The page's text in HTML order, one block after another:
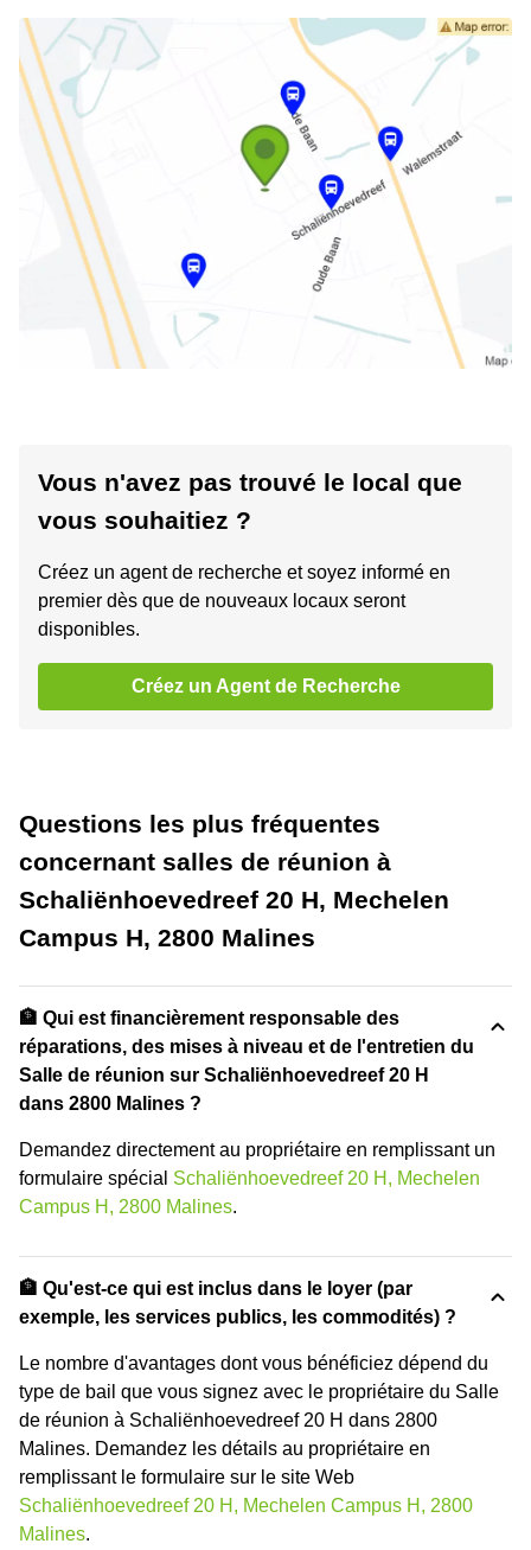
Vous n'avez pas trouvé le local que
vous souhaitiez ?
Créez un agent de recherche et soyez informé en
premier dès que de nouveaux locaux seront
disponibles.
Créez un Agent de Recherche
Questions les plus fréquentes
concernant salles de réunion à
Schaliënhoevedreef 20 H, Mechelen
Campus H, 2800 Malines
🏦 Qui est financièrement responsable des
réparations, des mises à niveau et de l'entretien du
Salle de réunion sur Schaliënhoevedreef 20 H
dans 2800 Malines ?
Demandez directement au propriétaire en remplissant un
formulaire spécial Schaliënhoevedreef 20 H, Mechelen
Campus H, 2800 Malines.
🏦 Qu'est-ce qui est inclus dans le loyer (par
exemple, les services publics, les commodités) ?
Le nombre d'avantages dont vous bénéficiez dépend du
type de bail que vous signez avec le propriétaire du Salle
de réunion à Schaliënhoevedreef 20 H dans 2800
Malines. Demandez les détails au propriétaire en
remplissant le formulaire sur le site Web
Schaliënhoevedreef 20 H, Mechelen Campus H, 2800
Malines.